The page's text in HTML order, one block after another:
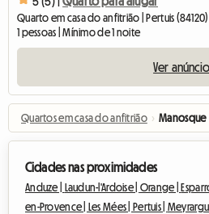
Quarto em casa do anfitrião | Pertuis (84120)
1 pessoas | Mínimo de 1 noite
Ver anúncio
Quartos em casa do anfitrião › Manosque
Cidades nas proximidades
Anduze | Laudun-l'Ardoise | Orange |
en-Provence |
Les Mées | Pertuis |